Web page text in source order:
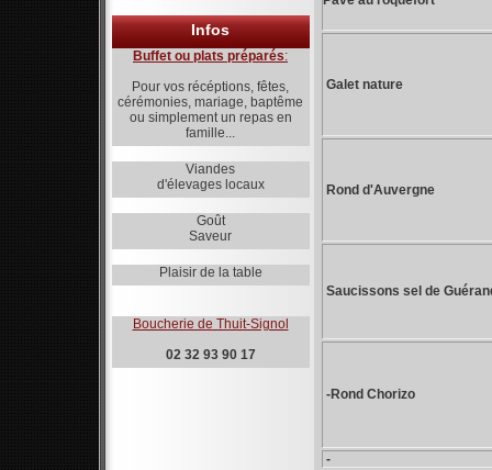
Infos
Buffet ou plats préparés:
Pour vos récéptions, fêtes,
cérémonies, mariage, baptême
ou simplement un repas en
famille...
Viandes
d'élevages locaux
Goût
Saveur
Plaisir de la table
Boucherie de Thuit-Signol
02 32 93 90 17
Galet nature
Rond d'Auvergne
Saucissons sel de
-Rond Chorizo
-